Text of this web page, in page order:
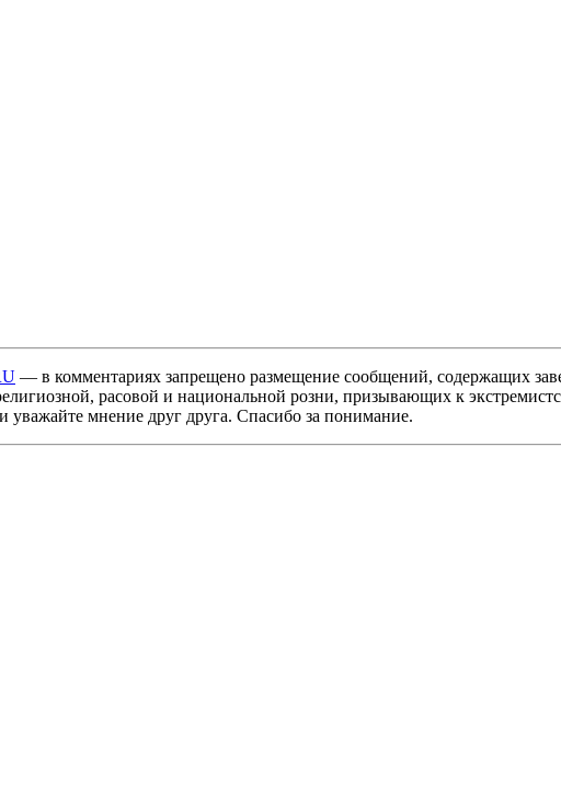
— в комментариях запрещено размещение сообщений, содержащих
расовой и национальной розни, призывающих к
уважайте мнение друг друга. Спасибо за понимание.